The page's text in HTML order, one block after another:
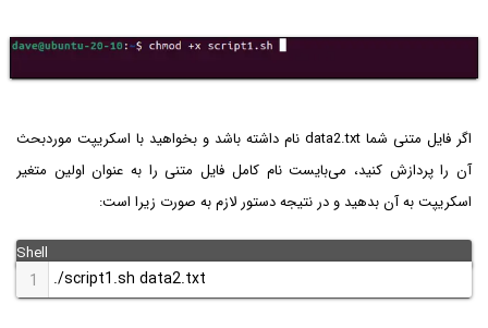
اگر فایل متنی شما data2.txt نام داشته باشد و بخواهید با اسکریپت موردبحث
آن را پردازش کنید، می‌بایست نام کامل فایل متنی را به عنوان اولین متغیر
اسکریپت به آن بدهید و در نتیجه دستور لازم به صورت زیرا است:
1 ./script1.sh data2.txt